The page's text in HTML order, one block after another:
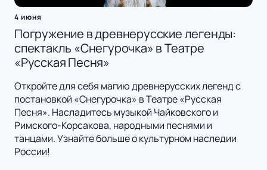
4 июня
Погружение в древнерусские легенды:
спектакль «Снегурочка» в Театре
«Русская Песня»
Откройте для себя магию древнерусских легенд с
постановкой «Снегурочка» в Театре «Русская
Песня». Насладитесь музыкой Чайковского и
Римского-Корсакова, народными песнями и
танцами. Узнайте больше о культурном наследии
России!